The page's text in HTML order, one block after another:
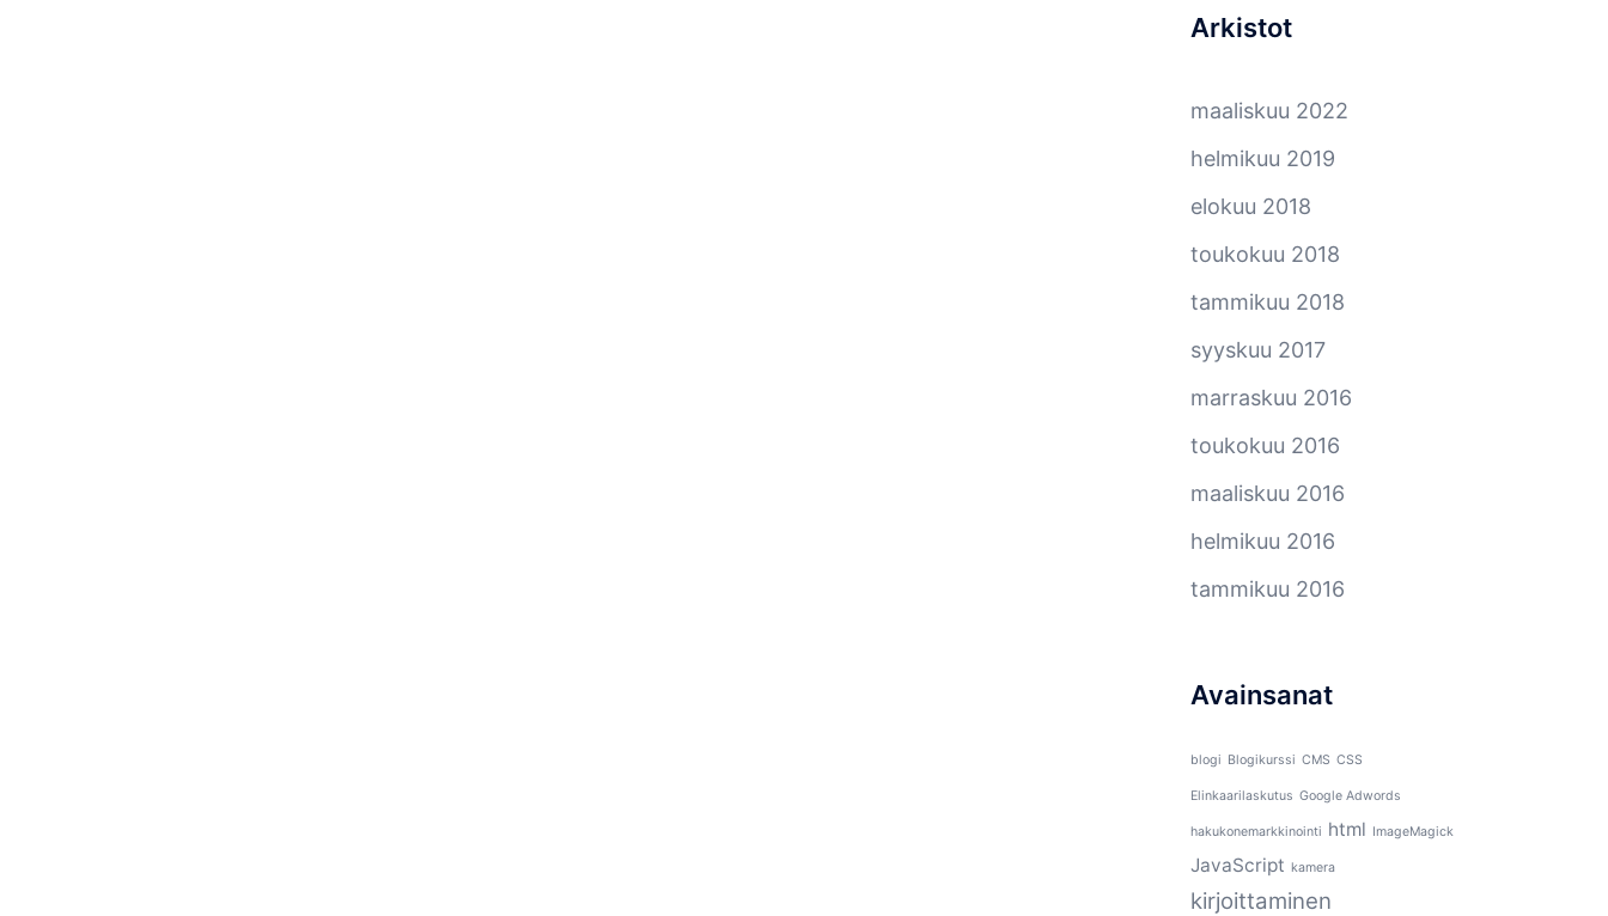
Arkistot
maaliskuu 2022
helmikuu 2019
elokuu 2018
toukokuu 2018
tammikuu 2018
syyskuu 2017
marraskuu 2016
toukokuu 2016
maaliskuu 2016
helmikuu 2016
tammikuu 2016
Avainsanat
blogi Blogikurssi CMS CSS
Elinkaarilaskutus Google Adwords
hakukonemarkkinointi html ImageMagick
JavaScript kamera
kirjoittaminen